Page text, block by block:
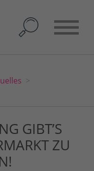
GIBT’S
ZU